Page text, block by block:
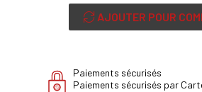
AJOUTER POUR
Paiements sécurisés
Paiements sécurisés par